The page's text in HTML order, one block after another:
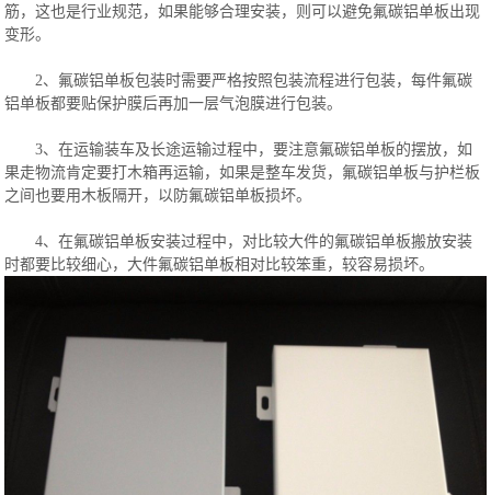
筋，这也是行业规范，如果能够合理安装，则可以避免氟碳铝单板出现
变形。
2、氟碳铝单板包装时需要严格按照包装流程进行包装，每件氟碳
铝单板都要贴保护膜后再加一层气泡膜进行包装。
3、在运输装车及长途运输过程中，要注意氟碳铝单板的摆放，如
果走物流肯定要打木箱再运输，如果是整车发货，氟碳铝单板与护栏板
之间也要用木板隔开，以防氟碳铝单板损坏。
4、在氟碳铝单板安装过程中，对比较大件的氟碳铝单板搬放安装
时都要比较细心，大件氟碳铝单板相对比较笨重，较容易损坏。